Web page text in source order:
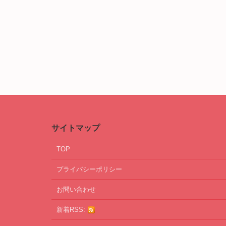
サイトマップ
TOP
プライバシーポリシー
お問い合わせ
新着RSS: